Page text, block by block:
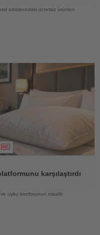
odalarındaki ücretsiz ürünleri
karşılaştırdı
ve uyku konforunun misafir